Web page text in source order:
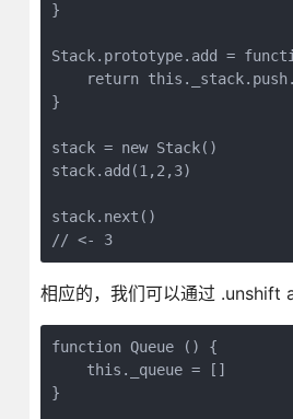
}
Stack.prototype.add =
return
}
stack = new Stack()
stack.add(1,2,3)
stack.next()
// <- 3
相应的，我们可以通过 .unshift
function Queue () {
    this._queue = []
}